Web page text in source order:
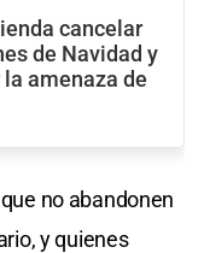
cancelar
de Navidad y
amenaza de
no abandonen
y quienes